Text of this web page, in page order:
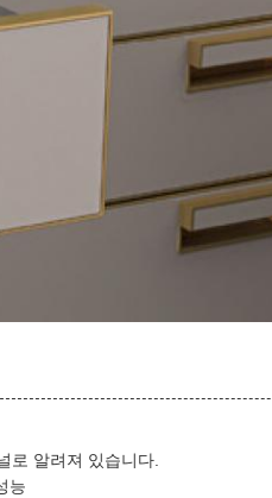
로 알려져 있습니다.
능